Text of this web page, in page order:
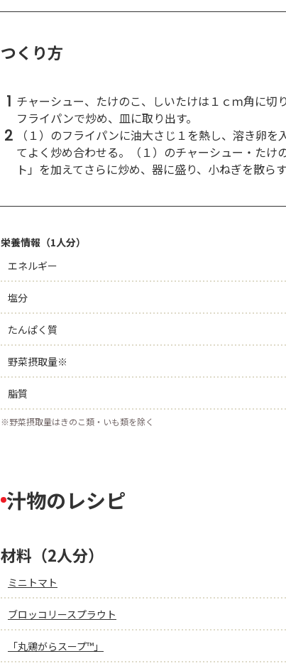
つくり方
1 チャーシュー、たけのこ、しいたけは１ｃｍ角に切
フライパンで炒め、皿に取り出す。
2
（１）のフライパンに油大さじ１を熱し、溶き卵
てよく炒め合わせる。（１）のチャーシュー・たけ
ト」を加えてさらに炒め、器に盛り、小ねぎを散らす
栄養情報（1人分）
エネルギー
塩分
たんぱく質
野菜摂取量※
脂質
※野菜摂取量はきのこ類・いも類を除く
汁物のレシピ
材料（2人分）
ミニトマト
ブロッコリースプラウト
「丸鶏がらスープ™」